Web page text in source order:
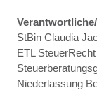
StBin Claudia
ETL
Niederlassung